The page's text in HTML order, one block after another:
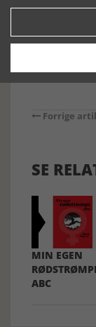
[Historie-
Forrige
SE
MIN EGEN
ABC